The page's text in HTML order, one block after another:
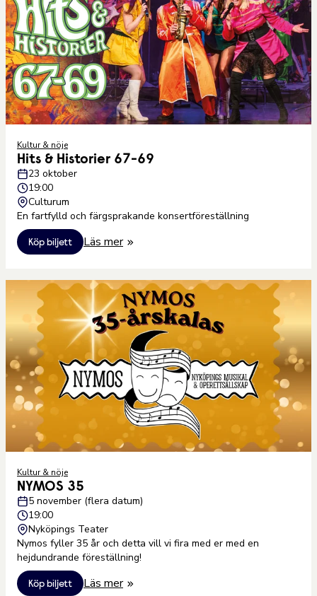
Kultur & nöje
Hits & Historier 67-69
23 oktober
19:00
Culturum
En fartfylld och färgsprakande konsertföreställning
Köp biljett Läs mer
Kultur & nöje
NYMOS 35
5 november (flera datum)
19:00
Nyköpings Teater
Nymos fyller 35 år och detta vill vi fira med er med en
hejdundrande föreställning!
Köp biljett Läs mer